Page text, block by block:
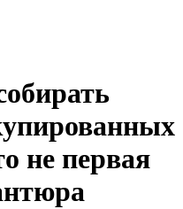
не первая